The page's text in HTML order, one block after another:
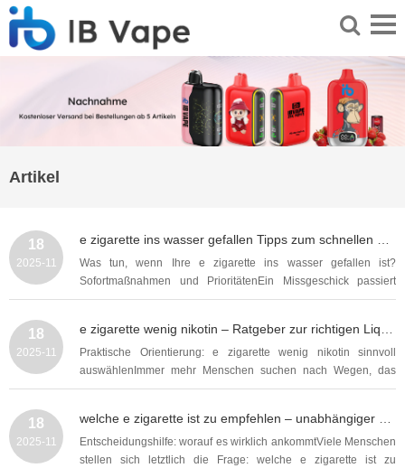
Artikel
18
2025-11
e zigarette ins wasser gefallen Tipps zum schnellen Handeln, Trocknen und Funktionstest
Was tun, wenn Ihre e zigarette ins wasser gefallen ist?
Sofortmaßnahmen und PrioritätenEin Missgeschick passiert
schnell: Die e zigarette ins wasser gefallen ist, sei es im
ausführlichen Leitfaden erfahren Sie praktische,...
18
2025-11
e zigarette wenig nikotin – Ratgeber zur richtigen Liquidwahl, Dosierung, Geschmack und möglichen gesundheitlichen Auswirkungen
Praktische Orientierung: e zigarette wenig nikotin sinnvoll
auswählenImmer mehr Menschen suchen nach Wegen, das
Rauchen zu reduzieren oder komplett darauf zu verzichten. Eine
gefüllten Liquids. Dieser ausführliche...
18
2025-11
welche e zigarette ist zu empfehlen – unabhängiger Ratgeber zu Modellen, Akkuleistung und Liquid Tipps
Entscheidungshilfe: worauf es wirklich ankommtViele Menschen
stellen sich letztlich die Frage: welche e zigarette ist zu